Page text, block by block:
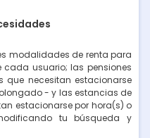
modalidades de renta para
usuario; las pensiones
que necesitan estacionarse
- y las estancias de
estacionarse por hora(s) o
tu búsqueda y